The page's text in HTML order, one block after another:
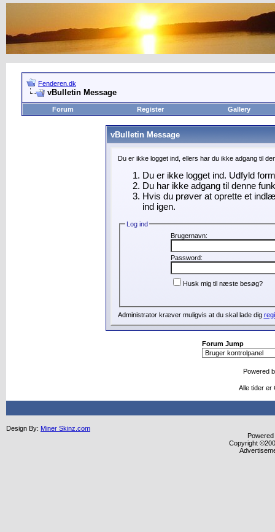
Fenderen.dk
vBulletin Message
Forum Register Gallery
vBulletin Message
Du er ikke logget ind, ellers har du ikke adgang til
Du er ikke logget ind. Udfyld
Du har ikke adgang til denne
Hvis du prøver at oprette et
ind igen.
Log ind
Brugernavn:
Password:
Husk mig til næste besøg?
Administrator kræver muligvis at du skal lade dig
Forum Jump
Powered
Alle tider er
Design By: Miner Skinz.com
Copyright